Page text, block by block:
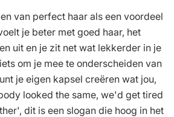
van perfect haar als een voordeel
je beter met goed haar, het
uit en je zit net wat lekkerder in je
om je mee te onderscheiden van
je eigen kapsel creëren wat jou,
looked the same, we'd get tired
dit is een slogan die hoog in het